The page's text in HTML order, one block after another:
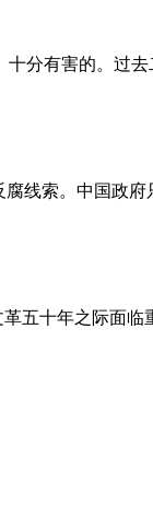
分有害的。过
线索。中国政
五十年之际面